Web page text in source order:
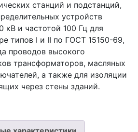
станций и подстанций,
устройств
кВ и частотой 100 Гц для
типов I и II по ГОСТ 15150-69,
проводов высокого
трансформаторов, масляных
а также для изоляции
через стены зданий.